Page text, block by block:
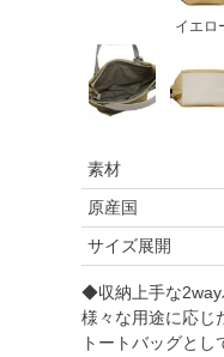
イエロ
素材
原産国
サイズ展開
◆収納上手な
様々な用途に応じ
トートバッグと